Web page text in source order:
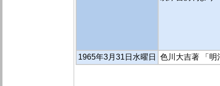
1965年3月31日水曜日 色川大吉著 「明